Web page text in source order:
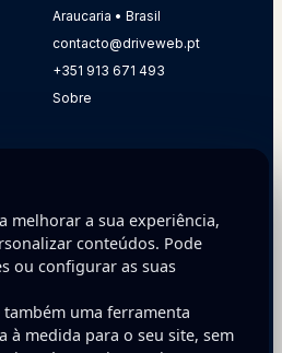
Araucaria • Brasil
contacto@driveweb.pt
+351 913 671 493
Sobre
melhorar a sua experiência,
conteúdos. Pode
ou configurar as suas
também uma ferramenta
à medida para o seu site, sem